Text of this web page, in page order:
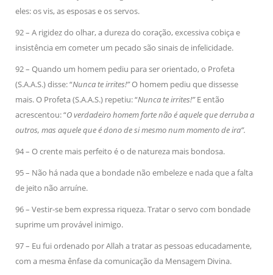
eles: os vis, as esposas e os servos.
92 – A rigidez do olhar, a dureza do coração, excessiva cobiça e
insistência em cometer um pecado são sinais de infelicidade.
92 – Quando um homem pediu para ser orientado, o Profeta
(S.A.A.S.) disse: “Nunca te irrites!”O homem pediu que dissesse
mais. O Profeta (S.A.A.S.) repetiu: “Nunca te irrites!”E então
acrescentou: “O verdadeiro homem forte não é aquele que derruba a
outros, mas aquele que é dono de si mesmo num momento de ira”.
94 – O crente mais perfeito é o de natureza mais bondosa.
95 – Não há nada que a bondade não embeleze e nada que a falta
de jeito não arruíne.
96 – Vestir-se bem expressa riqueza. Tratar o servo com bondade
suprime um provável inimigo.
97 – Eu fui ordenado por Allah a tratar as pessoas educadamente,
com a mesma ênfase da comunicação da Mensagem Divina.